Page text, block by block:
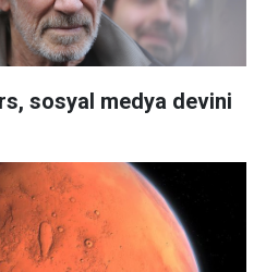
sosyal medya devini